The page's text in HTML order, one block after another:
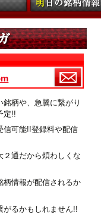
柄や、急騰に繋がり
定!!
信可能!!登録料や配信
２通だから煩わしくな
柄情報が配信されるか
がるかもしれません!!